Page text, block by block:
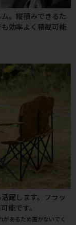
。縦積みできるた
効率よく積載可能
躍します。フラッ
能です。
あるため置かないでく